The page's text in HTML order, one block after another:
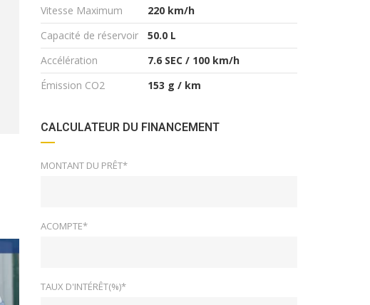
Vitesse Maximum
220 km/h
Capacité de réservoir
50.0 L
Accélération
7.6 SEC / 100 km/h
Émission CO2
153 g / km
CALCULATEUR DU FINANCEMENT
MONTANT DU PRÊT*
ACOMPTE*
TAUX D'INTÉRÊT(%)*